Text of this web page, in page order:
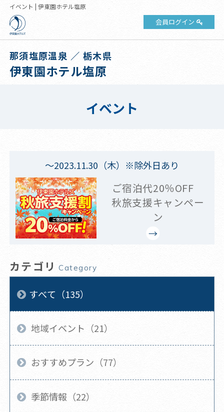
イベント | 伊東園ホテル塩原
会員ログイン
那須塩原温泉 ／ 栃木県
伊東園ホテル塩原
イベント
～2023.11.30（木）※除外日あり
ご宿泊代20％OFF
秋旅支援キャンペー
ン
カテゴリ Category
すべて（135）
地域イベント（21）
おすすめプラン（77）
季節情報（22）